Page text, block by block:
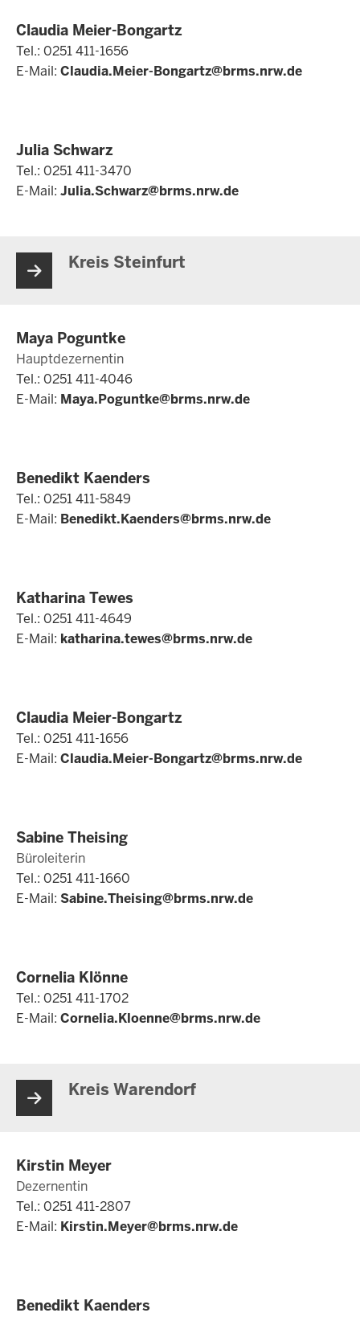
Claudia Meier-Bongartz
Tel.: 0251 411-1656
E-Mail: Claudia.Meier-Bongartz@brms.nrw.de
Julia Schwarz
Tel.: 0251 411-3470
E-Mail: Julia.Schwarz@brms.nrw.de
Kreis Steinfurt
Maya Poguntke
Hauptdezernentin
Tel.: 0251 411-4046
E-Mail: Maya.Poguntke@brms.nrw.de
Benedikt Kaenders
Tel.: 0251 411-5849
E-Mail: Benedikt.Kaenders@brms.nrw.de
Katharina Tewes
Tel.: 0251 411-4649
E-Mail: katharina.tewes@brms.nrw.de
Claudia Meier-Bongartz
Tel.: 0251 411-1656
E-Mail: Claudia.Meier-Bongartz@brms.nrw.de
Sabine Theising
Büroleiterin
Tel.: 0251 411-1660
E-Mail: Sabine.Theising@brms.nrw.de
Cornelia Klönne
Tel.: 0251 411-1702
E-Mail: Cornelia.Kloenne@brms.nrw.de
Kreis Warendorf
Kirstin Meyer
Dezernentin
Tel.: 0251 411-2807
E-Mail: Kirstin.Meyer@brms.nrw.de
Benedikt Kaenders